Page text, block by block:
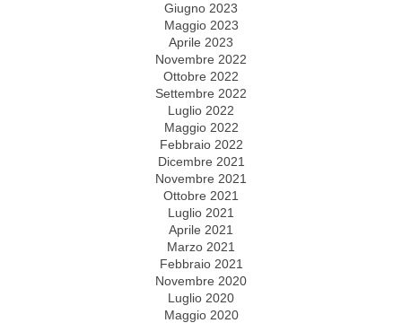
Giugno 2023
Maggio 2023
Aprile 2023
Novembre 2022
Ottobre 2022
Settembre 2022
Luglio 2022
Maggio 2022
Febbraio 2022
Dicembre 2021
Novembre 2021
Ottobre 2021
Luglio 2021
Aprile 2021
Marzo 2021
Febbraio 2021
Novembre 2020
Luglio 2020
Maggio 2020